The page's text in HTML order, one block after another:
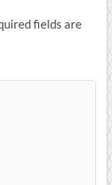
fields are